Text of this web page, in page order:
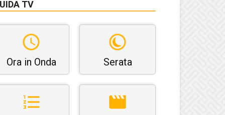
TV
Ora in Onda Serata